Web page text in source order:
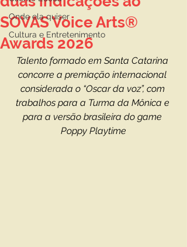
Onde ela quiser
Cultura e Entretenimento
SOVAS Voice Arts®
Awards 2026
Talento formado em Santa Catarina
concorre a premiação internacional
considerada o “Oscar da voz”, com
trabalhos para a Turma da Mônica e
para a versão brasileira do game
Poppy Playtime